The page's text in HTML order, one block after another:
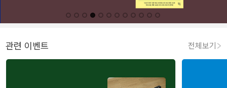
관련 이벤트 전체보기